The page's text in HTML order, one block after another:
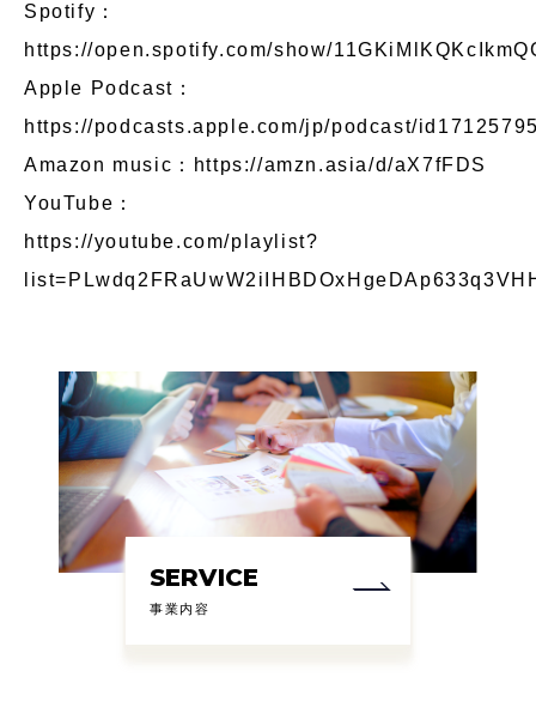
Spotify：
https://open.spotify.com/show/
Apple Podcast：
https://podcasts.apple.com/jp/podcast/
Amazon music：
https://amzn.asia/d/aX7fFDS
YouTube：
https://youtube.com/playlist?
SERVICE
事業内容